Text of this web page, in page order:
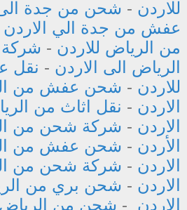
للاردن - شحن من جدة الى
عفش من جدة الي الاردن
من الرياض للاردن -
الرياض الى الاردن - نقل
للاردن - شحن عفش من
الاردن - نقل اثاث من
الاردن - شركة شحن من
الأردن - شحن عفش من
الاردن - شركة شحن من
الاردن - شحن بري من
الاردن - شحن من